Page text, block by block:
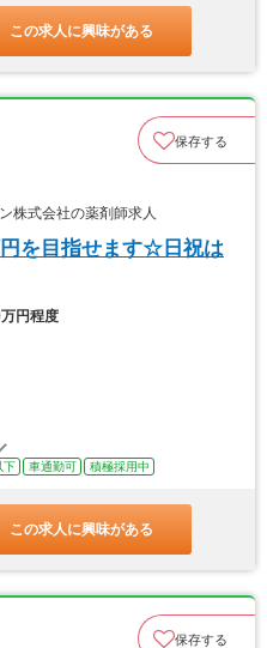
この求人に興味がある
保存する
株式会社の薬剤師求人
円を目指せます☆日祝は
円程度
下 車通勤可 積極採用中
この求人に興味がある
保存する